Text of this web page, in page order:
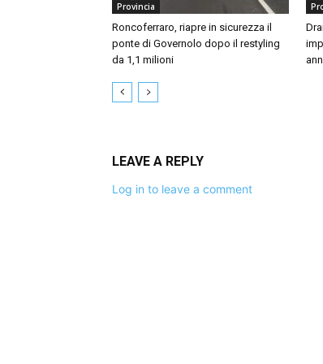
Provincia
Roncoferraro, riapre in sicurezza il
ponte di Governolo dopo il restyling
da 1,1 milioni
LEAVE A REPLY
Log in to leave a comment